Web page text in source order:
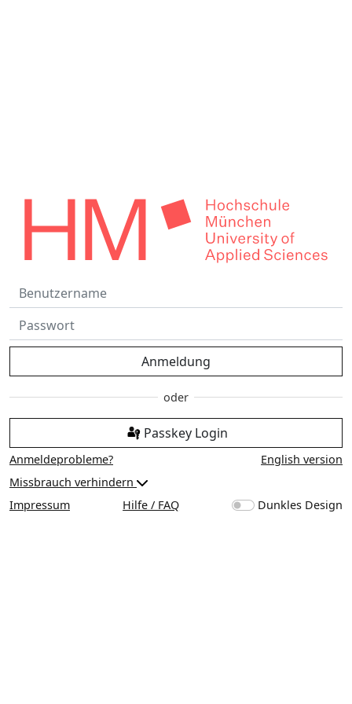
Anmeldung
Passkey Login
Anmeldeprobleme?
English version
Missbrauch verhindern
Impressum
Hilfe / FAQ Dunkles Design